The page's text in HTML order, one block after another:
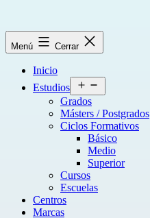
Menú Cerrar
Inicio
Estudios
el
Grados
Másters / Postgrados
Ciclos Formativos
Básico
Medio
Superior
Cursos
Escuelas
Centros
Marcas